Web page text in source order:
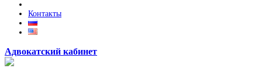
Контакты
Адвокатский кабинет